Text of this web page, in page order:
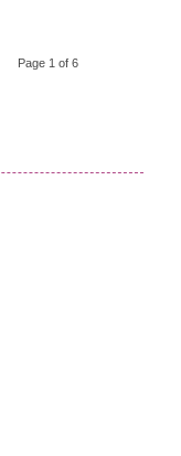
Page 1 of 6